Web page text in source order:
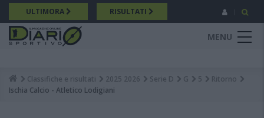
Salta
al
contenuto
principale
ULTIMORA RISULTATI
MENU
Breadcrumb
Classifiche e risultati 2025 2026 Serie D G 5
Ritorno
Ischia Calcio - Atletico Lodigiani